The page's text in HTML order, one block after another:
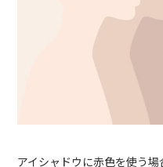
アイシャドウに赤色を使う